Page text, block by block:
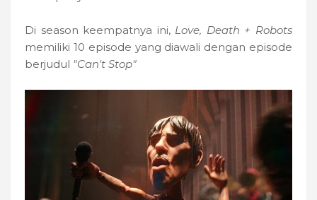
Di season keempatnya ini, Love, Death + Robots
memiliki 10 episode yang diawali dengan episode
berjudul "Can't Stop"